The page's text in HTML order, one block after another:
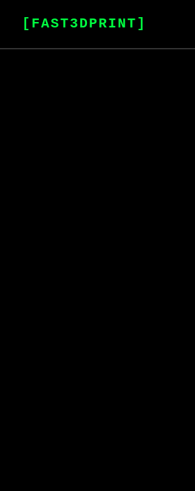
[FAST3DPRINT]